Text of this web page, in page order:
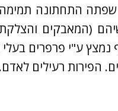
שפתה התחתונה
(המאבקים
נמצץ ע"י פרפרים
הפירות רעילים לאדם.